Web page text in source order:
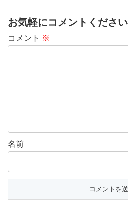
お気軽にコメントください
コメント ※
名前